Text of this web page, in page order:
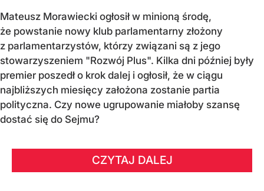
Mateusz Morawiecki ogłosił w minioną środę,
że powstanie nowy klub parlamentarny złożony
z parlamentarzystów, którzy związani są z jego
stowarzyszeniem "Rozwój Plus". Kilka dni później były
premier poszedł o krok dalej i ogłosił, że w ciągu
najbliższych miesięcy założona zostanie partia
polityczna. Czy nowe ugrupowanie miałoby szansę
dostać się do Sejmu?
CZYTAJ DALEJ